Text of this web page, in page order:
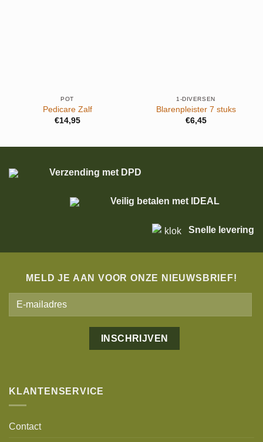
POT
Pedicare Zalf
€14,95
1-DIVERSEN
Blarenpleister 7 stuks
€6,45
Verzending met DPD
Veilig betalen met IDEAL
Snelle levering
MELD JE AAN VOOR ONZE NIEUWSBRIEF!
KLANTENSERVICE
Contact